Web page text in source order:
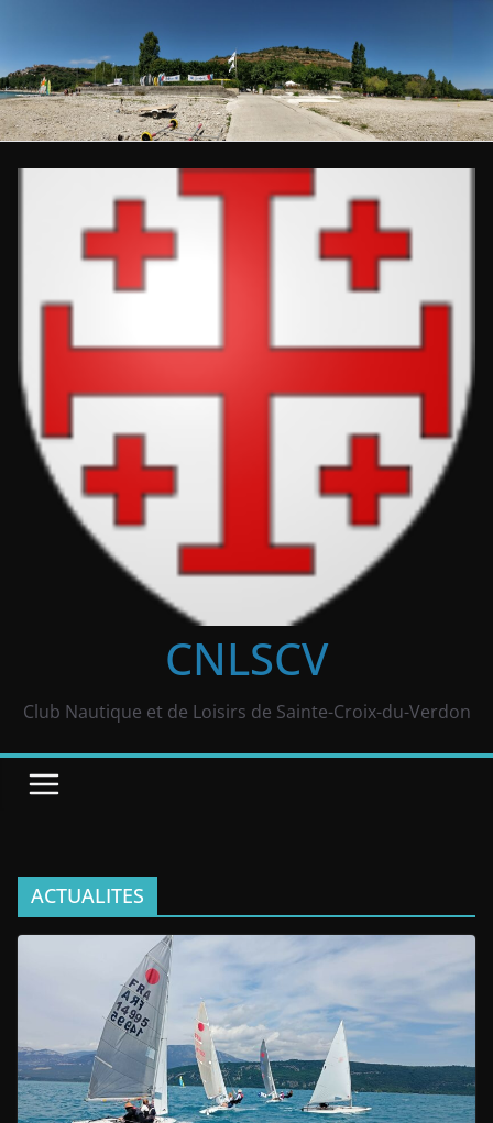
CNLSCV
Club Nautique et de Loisirs de Sainte-Croix-du-Verdon
ACTUALITES